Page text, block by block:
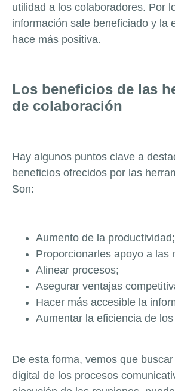
utilidad a los colaboradores. Por
información sale beneficiado y la
hace más positiva.
Los beneficios de las
de colaboración
Hay algunos puntos clave a
beneficios ofrecidos por las
Son:
Aumento de la productividad;
Proporcionarles apoyo a las
Alinear procesos;
Asegurar ventajas
Hacer más accesible la
Aumentar la eficiencia de
De esta forma, vemos que
digital de los procesos